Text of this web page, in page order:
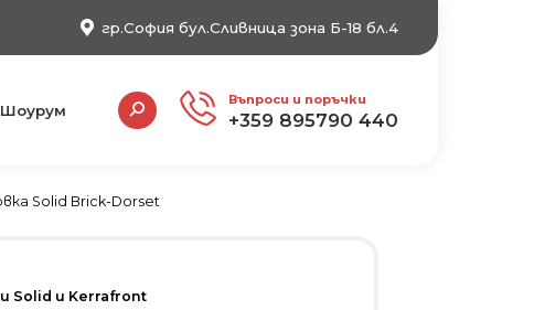
гр.София бул.Сливница зона Б-18 бл.4
Шоурум
Search: Въпроси и поръчки
+359 895790 440
Solid Brick-Dorset
Solid и Kerrafront